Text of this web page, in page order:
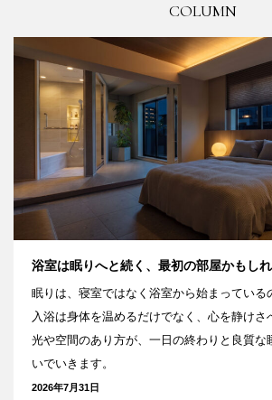
COLUMN
浴室は眠りへと続く、最初の部屋かもし
眠りは、寝室ではなく浴室から始まっている
入浴は身体を温めるだけでなく、心を静けさ
光や空間のあり方が、一日の終わりと良質な
いでいきます。
2026年7月31日